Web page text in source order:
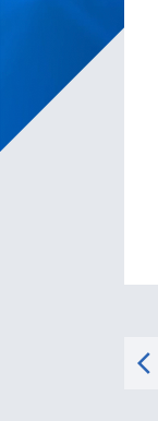
arrow_back_ios